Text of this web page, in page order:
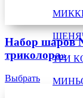
ТРИ
Набор шаров
триколора»
Выбрать